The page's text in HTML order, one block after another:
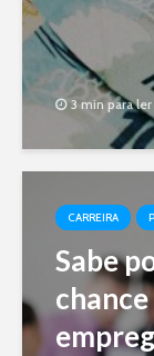
3 min para ler
CARREIRA
Sabe